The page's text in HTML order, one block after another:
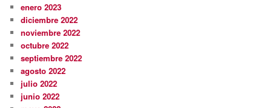
enero 2023
diciembre 2022
noviembre 2022
octubre 2022
septiembre 2022
agosto 2022
julio 2022
junio 2022